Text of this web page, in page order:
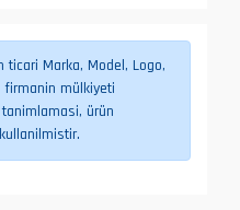
Marka, Model, Logo,
mülkiyeti
ürün